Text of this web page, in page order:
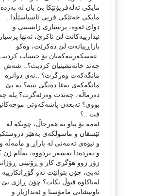
مایکی تەلەفزیۆنێکا بێ یان لە
مایکی خەتێکی فریی ئاسیاسێڵدا..
دوای ئەوە، پرسیاری زانستیی و
ئیدارییەکانت لێ ناکرێ، تەنها
بازاڕییانەت لێ دەکرێت، وەکو
:عەسکەرییەکەیان بۆ حیساب
چەند خانەنشینیان کردیت؟.. شەش
مانگەکەت وەرگرت؟ ..ئەی دوانزە
مانگەکەی بەغا دەنگی نییە؟ بە بێ
دەرماڵە، چەندت وەرئەگرت؟ پله
بووی؟ تەبعەن پاشەکەوتی
فت ..؟
ئەمە بۆ پیاو بە هەرحاڵ، چونکە لە
ئێسقان و ماسولکەی بەهێز
و نیوەی تەمەنی لە بازاڕ و مامەڵە و
و بەردەدا بەسەر بردووە، بەڵام ژن
زۆر زوو هۆگری کار و ڕۆتینی
ئەبێ، چۆن بتوانێت ئەو گۆڕانکارییە
لەناکاوە قبوڵ بکات؟ چۆن ڕازی بێ
ناونیشانی مامۆستا و ئەندازیار و